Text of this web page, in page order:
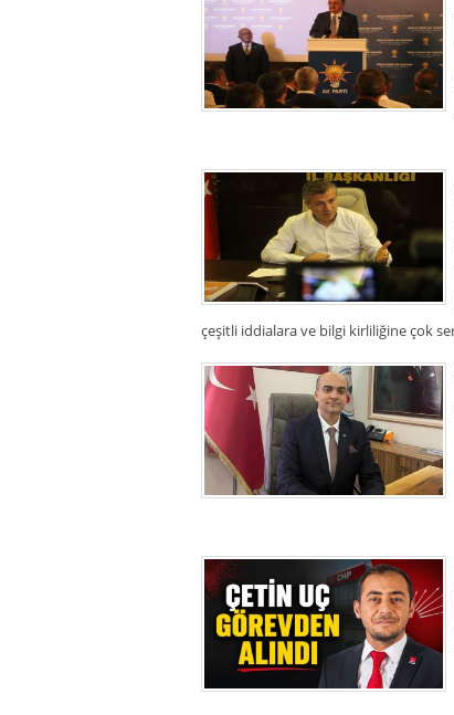
çeşitli iddialara ve bilgi kirliliğine çok